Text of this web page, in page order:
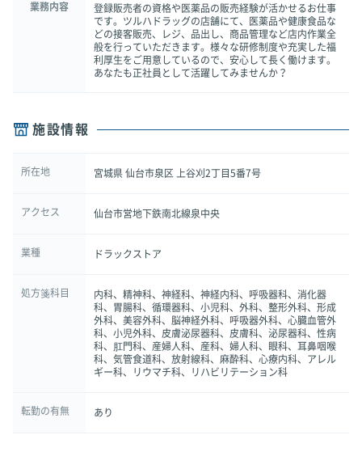
業務内容
登録販売者の資格や医薬品の販売経験が活かせるお仕事
です。ツルハドラッグの店舗にて、医薬品や健康食品な
どの接客販売、レジ、品出し、商品管理など店内作業全
般を行っていただきます。様々な研修制度や充実した福
利厚生をご用意しているので、安心して長く働けます。
あなたも正社員として活躍してみませんか？
施設情報
所在地 宮城県 仙台市泉区 上谷刈2丁目5番7号
アクセス 仙台市営地下鉄南北線泉中央
業種 ドラックストア
処方箋科目
内科、精神科、神経科、神経内科、呼吸器科、消化器
科、胃腸科、循環器科、小児科、外科、整形外科、形成
外科、美容外科、脳神経外科、呼吸器外科、心臓血管外
科、小児外科、皮膚泌尿器科、皮膚科、泌尿器科、性病
科、肛門科、産婦人科、産科、婦人科、眼科、耳鼻咽喉
科、気管食道科、放射線科、麻酔科、心療内科、アレル
ギー科、リウマチ科、リハビリテーション科
転勤の有無 あり